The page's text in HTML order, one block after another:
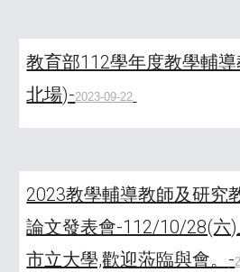
教育部112學年度教學輔
北場)-2023-09-22
2023教學輔導教師及研究
論文發表會-112/10/28(六
市立大學,歡迎蒞臨與會。 -